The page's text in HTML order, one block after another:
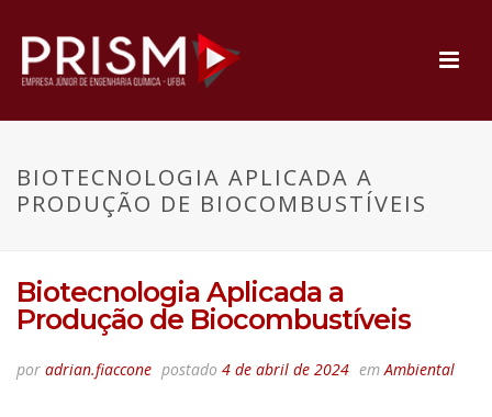
BIOTECNOLOGIA APLICADA A
PRODUÇÃO DE BIOCOMBUSTÍVEIS
Biotecnologia Aplicada a
Produção de Biocombustíveis
por adrian.fiaccone postado 4 de abril de 2024 emAmbiental